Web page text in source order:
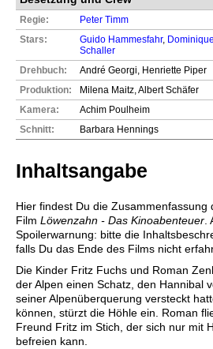
Regie:
Peter Timm
Stars:
Guido Hammesfahr,
Schaller
Drehbuch:
André Georgi, Henriette Piper
Produktion:
Milena Maitz, Albert Schäfer
Kamera:
Achim Poulheim
Schnitt:
Barbara Hennings
Inhaltsangabe
Hier findest Du die Zusammenfassung
Film Löwenzahn - Das Kinoabenteuer
Spoilerwarnung: bitte die
falls Du das Ende des Films nicht
Die Kinder Fritz Fuchs und Roman
der Alpen einen Schatz, den Hannibal
seiner Alpenüberquerung versteckt
können, stürzt die Höhle ein. Roman
Freund Fritz im Stich, der sich nur mit
befreien kann.